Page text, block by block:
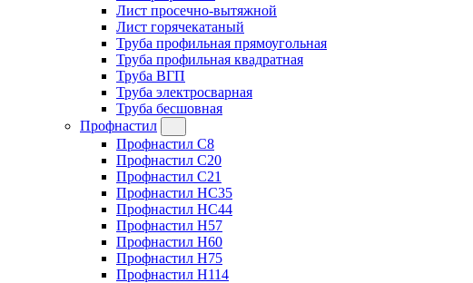
Лист просечно-вытяжной
Лист горячекатаный
Труба профильная прямоугольная
Труба профильная квадратная
Труба ВГП
Труба электросварная
Труба бесшовная
Профнастил
Профнастил C8
Профнастил C20
Профнастил C21
Профнастил HC35
Профнастил HC44
Профнастил H57
Профнастил H60
Профнастил H75
Профнастил H114